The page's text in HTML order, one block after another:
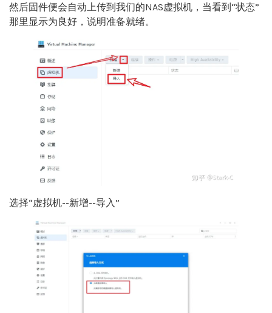
然后固件便会自动上传到我们的NAS虚拟机，当看到“状态”
那里显示为良好，说明准备就绪。
选择“虚拟机--新增--导入”